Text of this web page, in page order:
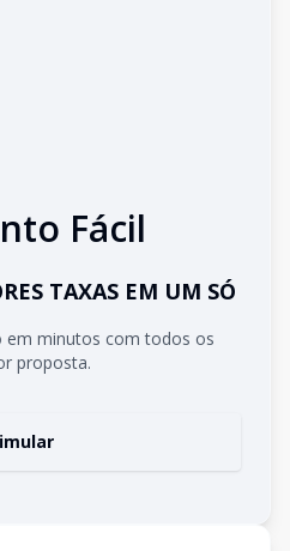
Fácil
TAXAS EM UM SÓ
em minutos com todos os
proposta.